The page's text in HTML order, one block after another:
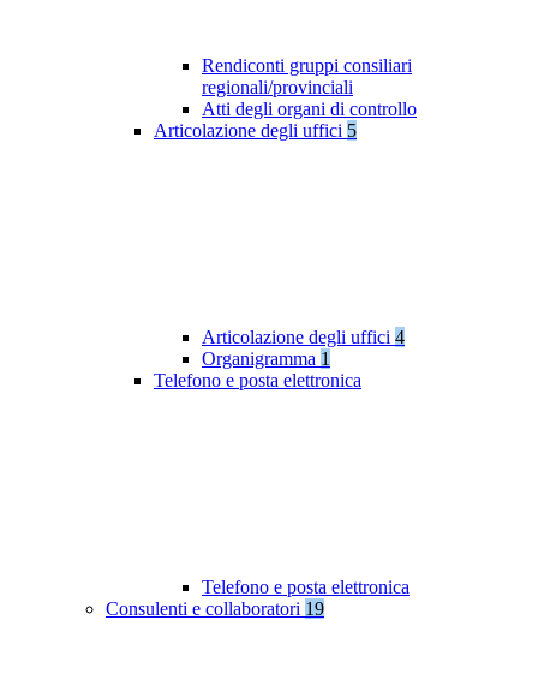
Rendiconti gruppi consiliari
regionali/provinciali
Atti degli organi di controllo
Articolazione degli uffici 5
Articolazione degli uffici 4
Organigramma 1
Telefono e posta elettronica
Telefono e posta elettronica
Consulenti e collaboratori 19